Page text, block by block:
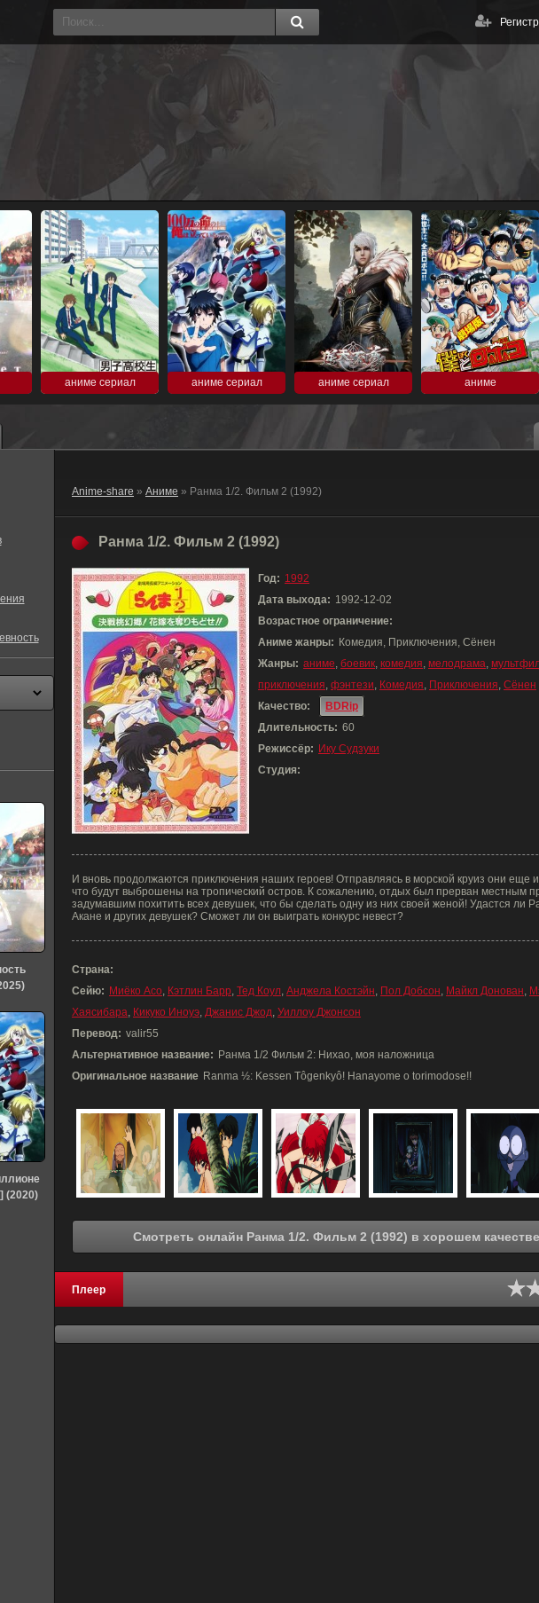
аниме сериал аниме сериал аниме сериал аниме
Anime-share » Аниме » Ранма 1/2. Фильм 2 (1992)
Ранма 1/2. Фильм 2 (1992)
Год: 1992
Дата выхода: 1992-12-02
Возрастное ограничение:
Аниме жанры: Комедия, Приключения, Сёнен
Жанры: аниме, боевик, комедия, мелодрама,
приключения, фэнтези, Комедия, Приключения, Сёнен
Качество:
BDRip
Длительность: 60
Режиссёр: Ику Судзуки
Студия:
И вновь продолжаются приключения наших героев! Отправляясь в морской круиз они еще
что будут выброшены на тропический остров. К сожалению, отдых был прерван местным
задумавшим похитить всех девушек, что бы сделать одну из них своей женой! Удастся ли
Акане и других девушек? Сможет ли он выиграть конкурс невест?
Страна:
Сейю: Миёко Асо, Кэтлин Барр, Тед Коул, Анджела Костэйн, Пол Добсон, Майкл Донован,
Хаясибара, Кикуко Иноуэ, Джанис Джод, Уиллоу Джонсон
Перевод: valir55
Альтернативное название: Ранма 1/2 Фильм 2: Нихао, моя наложница
Оригинальное название Ranma ½: Kessen Tôgenkyô! Hanayome o torimodose!!
Смотреть онлайн Ранма 1/2. Фильм 2 (1992) в хорошем качестве
Плеер
(2020)